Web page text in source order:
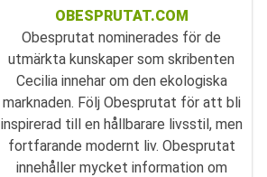
OBESPRUTAT.COM
Obesprutat nominerades för de
utmärkta kunskaper som skribenten
Cecilia innehar om den ekologiska
marknaden. Följ Obesprutat för att bli
inspirerad till en hållbarare livsstil, men
fortfarande modernt liv. Obesprutat
innehåller mycket information om